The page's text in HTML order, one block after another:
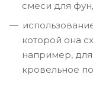
смеси для
которой она
например,
кровельное